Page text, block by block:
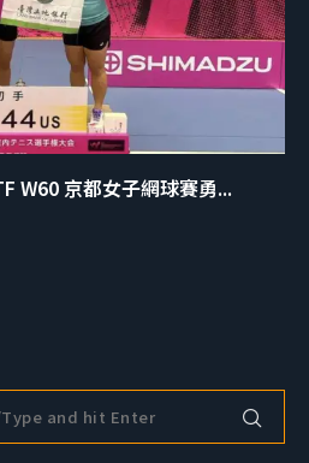
W60 京都女子網球賽勇...